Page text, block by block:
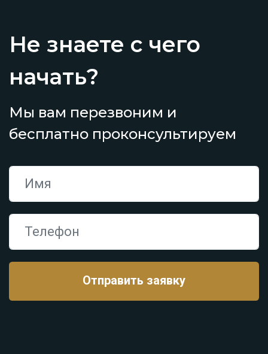
Не знаете с чего
начать?
Мы вам перезвоним и
бесплатно проконсультируем